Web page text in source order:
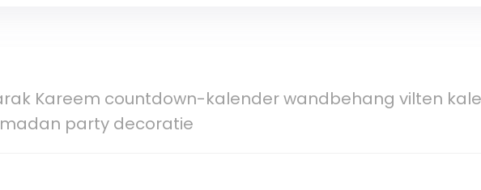
Kareem countdown-kalender wandbehang vilten
party decoratie